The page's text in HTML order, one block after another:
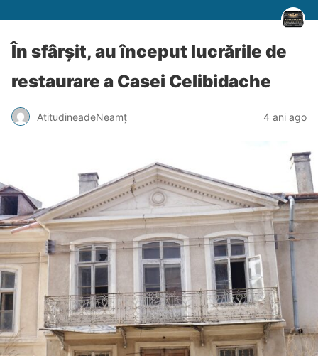
În sfârșit, au început lucrările de
restaurare a Casei Celibidache
AtitudineadeNeamț 4 ani ago